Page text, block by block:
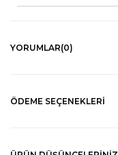
YORUMLAR(0)
ÖDEME SEÇENEKLERI